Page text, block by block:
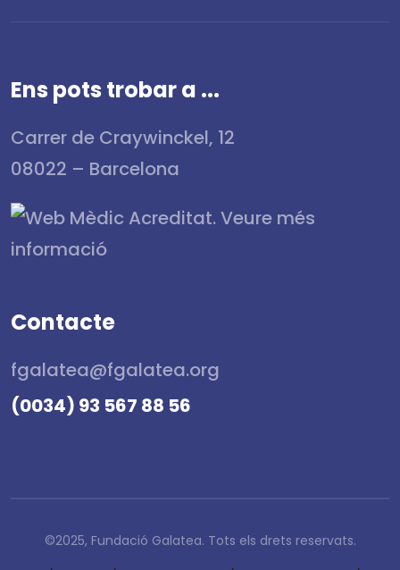
Ens pots trobar a ...
Carrer de Craywinckel, 12
08022 – Barcelona
Contacte
fgalatea@fgalatea.org
(0034) 93 567 88 56
©2025, Fundació Galatea. Tots els drets reservats.